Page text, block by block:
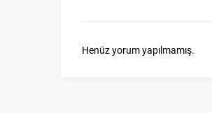
Henüz yorum yapılmamış.